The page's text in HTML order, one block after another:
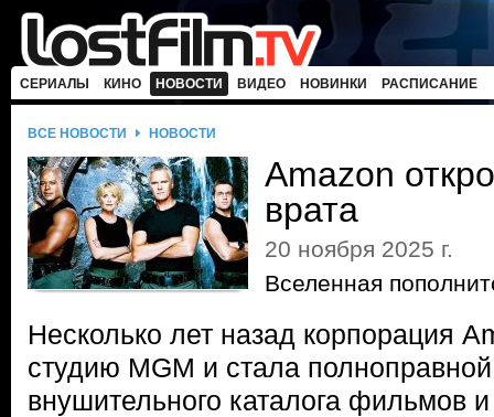
СЕРИАЛЫ КИНО НОВОСТИ ВИДЕО НОВИНКИ РАСПИСАНИЕ
ВСЕ НОВОСТИ НОВОСТИ
Amazon
врата
20 ноября 2025 г.
Вселенная
Несколько лет назад корпорация
студию MGM и стала
внушительного каталога фильмов